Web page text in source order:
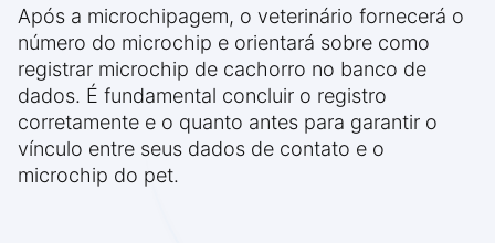
Após a microchipagem, o veterinário fornecerá o
número do microchip e orientará sobre como
registrar microchip de cachorro no banco de
dados. É fundamental concluir o registro
corretamente e o quanto antes para garantir o
vínculo entre seus dados de contato e o
microchip do pet.